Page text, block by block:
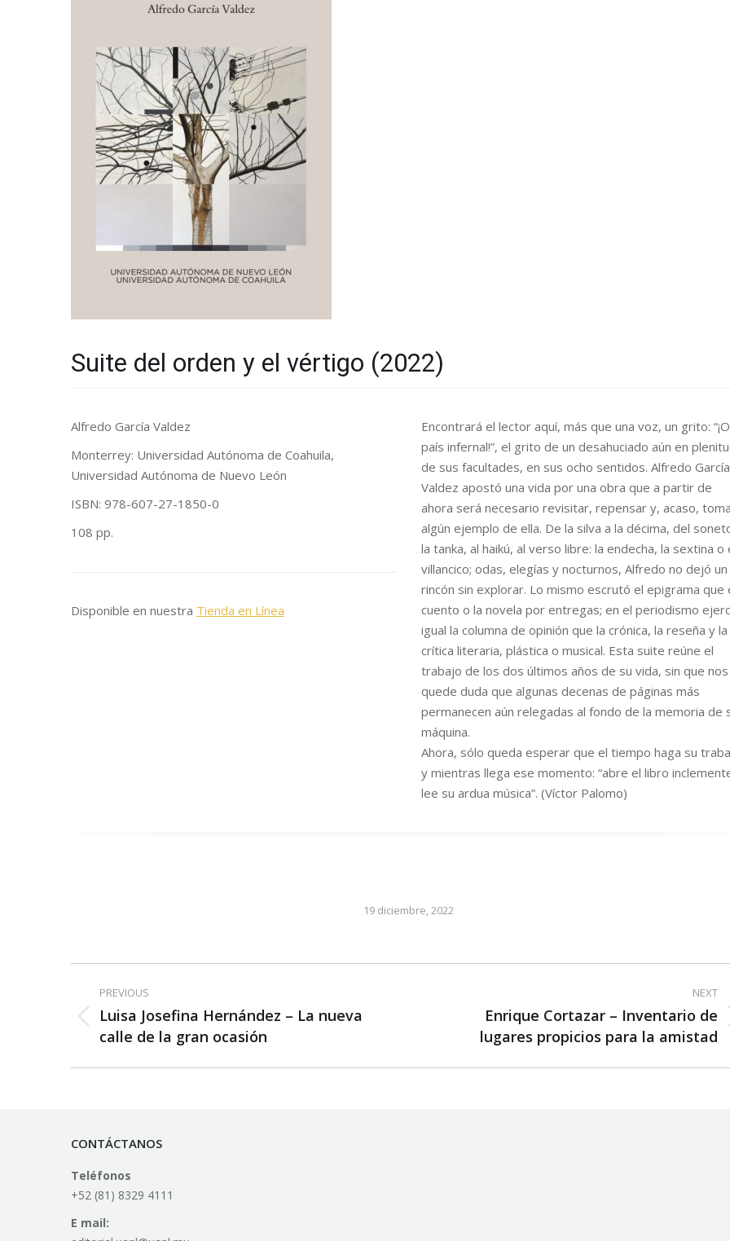
Suite del orden y el vértigo (2022)
Alfredo García Valdez
Monterrey: Universidad Autónoma de Coahuila,
Universidad Autónoma de Nuevo León
ISBN: 978-607-27-1850-0
108 pp.
Disponible en nuestra Tienda en Línea
Encontrará el lector aquí, más que una voz, un grito:
país infernal!”, el grito de un desahuciado aún en
de sus facultades, en sus ocho sentidos. Alfredo García
Valdez apostó una vida por una obra que a partir de
ahora será necesario revisitar, repensar y, acaso,
algún ejemplo de ella. De la silva a la décima, del
la tanka, al haikú, al verso libre: la endecha, la sextina o
villancico; odas, elegías y nocturnos, Alfredo no dejó un
rincón sin explorar. Lo mismo escrutó el epigrama que
cuento o la novela por entregas; en el periodismo
igual la columna de opinión que la crónica, la reseña y la
crítica literaria, plástica o musical. Esta suite reúne el
trabajo de los dos últimos años de su vida, sin que nos
quede duda que algunas decenas de páginas más
permanecen aún relegadas al fondo de la memoria de
máquina.
Ahora, sólo queda esperar que el tiempo haga su
y mientras llega ese momento: “abre el libro
lee su ardua música”. (Víctor Palomo)
19 diciembre, 2022
navigation
PREVIOUS
Previous
post:
Luisa Josefina Hernández – La nueva
calle de la gran ocasión
NEXT
Enrique Cortazar – Inventario de
lugares propicios para la amistad
CONTÁCTANOS
Teléfonos
+52 (81) 8329 4111
E mail: